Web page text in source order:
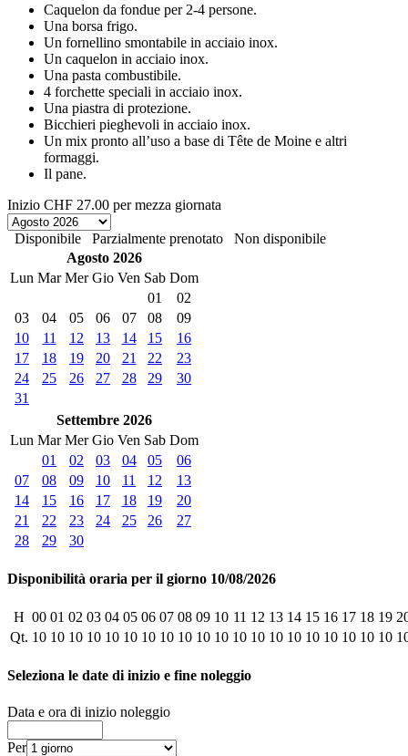
Caquelon da fondue per 2-4 persone.
Una borsa frigo.
Un fornellino smontabile in acciaio inox.
Un caquelon in acciaio inox.
Una pasta combustibile.
4 forchette speciali in acciaio inox.
Una piastra di protezione.
Bicchieri pieghevoli in acciaio inox.
Un mix pronto all’uso a base di Tête de Moine e altri
formaggi.
Il pane.
Inizio CHF 27.00 per mezza giornata
Disponibile Parzialmente prenotato
Non disponibile
Agosto 2026
Lun Mar Mer Gio Ven Sab Dom
01
02
03
04 05 06 07 08
09
10
11 12 13 14 15
16
17
18 19 20 21 22
23
24
25 26 27 28 29
30
31
Settembre 2026
Lun Mar Mer Gio Ven Sab Dom
01
02 03 04 05
06
07
08 09 10 11 12
13
14
15 16 17 18 19
20
21
22 23 24 25 26
27
28
29 30
Disponibilità oraria per il giorno 10/08/2026
H 00 01 02 03 04 05 06 07 08 09 10 11 12 13 14 15 16 17 18 19
Qt. 10 10 10 10 10 10 10 10 10 10 10 10 10 10 10 10 10 10 10 10
Seleziona le date di inizio e fine noleggio
Data e ora di inizio noleggio
Per